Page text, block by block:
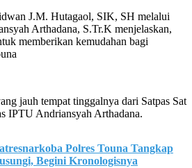
J.M. Hutagaol, SIK, SH melalui
Arthadana, S.Tr.K menjelaskan,
memberikan kemudahan bagi
jauh tempat tinggalnya dari Satpas Sat
IPTU Andriansyah Arthadana.
Polres Touna Tangkap
Begini Kronologisnya